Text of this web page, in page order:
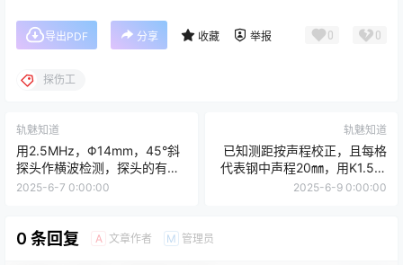
导出PDF 分享 收藏 举报 0 0
探伤工
轨魅知道
用2.5MHz，Φ14mm，45°斜
探头作横波检测，探头的有机
玻璃楔块中声程为10mm，现
被探测工件厚度150mm，工件
2025-6-7 0:00:00
轨魅知道
已知测距按声程校正，且每格
代表钢中声程20㎜，用K1.5探
头探测厚50㎜试件时，在1.0
2025-6-9 0:00:00
0 条回复 A 文章作者 M 管理员